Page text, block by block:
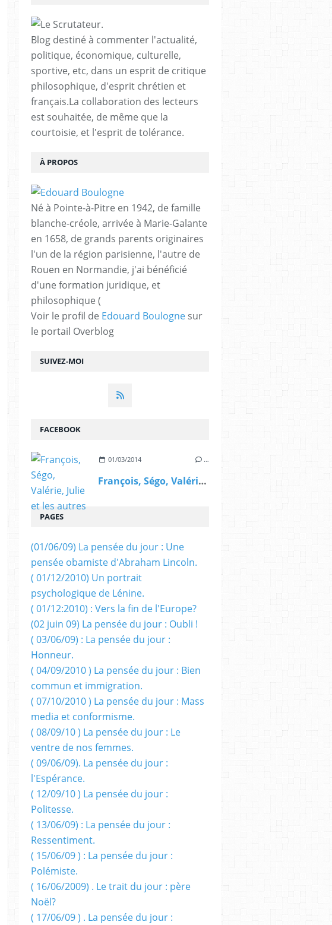
SUIVEZ-MOI
Blog destiné à commenter l'actualité,
politique, économique, culturelle,
sportive, etc, dans un esprit de critique
philosophique, d'esprit chrétien et
français.La collaboration des lecteurs
est souhaitée, de même que la
courtoisie, et l'esprit de tolérance.
À PROPOS
Né à Pointe-à-Pitre en 1942, de famille
blanche-créole, arrivée à Marie-Galante
en 1658, de grands parents originaires
l'un de la région parisienne, l'autre de
Rouen en Normandie, j'ai bénéficié
d'une formation juridique, et
philosophique (
Voir le profil de Edouard Boulogne sur
le portail Overblog
FACEBOOK
01/03/2014 …
François, Ségo, Valérie, Julie et les autres
PAGES
(01/06/09) La pensée du jour : Une
pensée obamiste d'Abraham Lincoln.
( 01/12/2010) Un portrait
psychologique de Lénine.
( 01/12:2010) : Vers la fin de l'Europe?
(02 juin 09) La pensée du jour : Oubli !
( 03/06/09) : La pensée du jour :
Honneur.
( 04/09/2010 ) La pensée du jour : Bien
commun et immigration.
( 07/10/2010 ) La pensée du jour : Mass
media et conformisme.
( 08/09/10 ) La pensée du jour : Le
ventre de nos femmes.
( 09/06/09). La pensée du jour :
l'Espérance.
( 12/09/10 ) La pensée du jour :
Politesse.
( 13/06/09) : La pensée du jour :
Ressentiment.
( 15/06/09 ) : La pensée du jour :
Polémiste.
( 16/06/2009) . Le trait du jour : père
Noël?
( 17/06/09 ) . La pensée du jour :